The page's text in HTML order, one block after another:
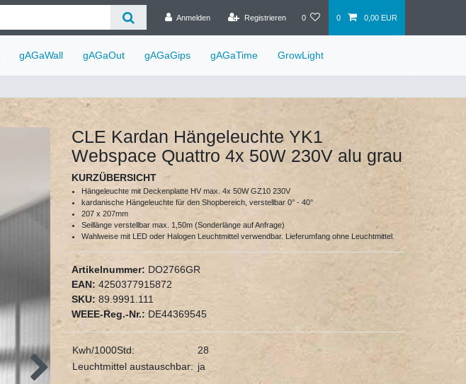
Anmelden Registrieren 0 0 0,00 EUR
gAGaWall gAGaOut gAGaGips gAGaTime GrowLight
CLE Kardan Hängeleuchte YK1
Webspace Quattro 4x 50W 230V alu grau
KURZÜBERSICHT
Hängeleuchte mit Deckenplatte HV max. 4x 50W GZ10 230V
kardanische Hängeleuchte für den Shopbereich, verstellbar 0° - 40°
207 x 207mm
Seillänge verstellbar max. 1,50m (Sonderlänge auf Anfrage)
Wahlweise mit LED oder Halogen Leuchtmittel verwendbar. Lieferumfang ohne Leuchtmittel.
Artikelnummer: DO2766GR
EAN: 4250377915872
SKU: 89.9991.111
WEEE-Reg.-Nr.: DE44369545
Kwh/1000Std:
28
Leuchtmittel austauschbar: ja